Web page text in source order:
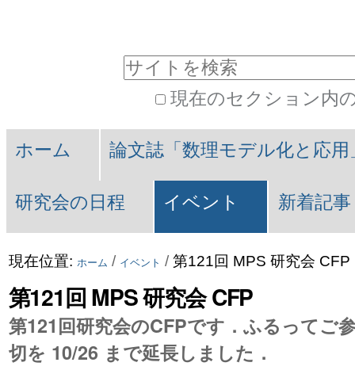
ツ
飛
ぶ
|
ナ
ビ
ゲ
ル
ー
ル
現在のセクション内
細
索
Navigation
ホーム 論文誌「数理モデル化と応用
研究会の日程 イベント 新着記事
現在位置: ホーム / イベント / 第121回 MPS 研究会 CFP
第121回 MPS 研究会 CFP
第121回研究会のCFPです．ふるってご
切を 10/26 まで延長しました．